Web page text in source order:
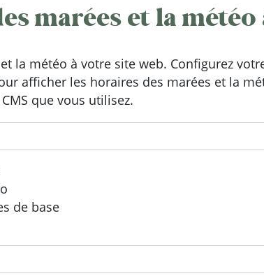
marées et la
la météo à votre site web. Configurez
afficher les horaires des marées et la
que vous utilisez.
de base